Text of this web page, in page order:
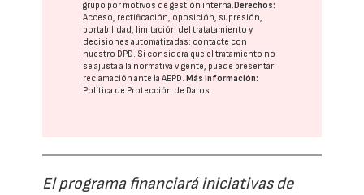
grupo por motivos de gestión interna.Derechos:
Acceso, rectificación, oposición, supresión,
portabilidad, limitación del tratatamiento y
decisiones automatizadas: contacte con
nuestro DPD. Si considera que el tratamiento no
se ajusta a la normativa vigente, puede presentar
reclamación ante laAEPD.Más información:
Política de Protección de Datos
El programa financiará iniciativas de